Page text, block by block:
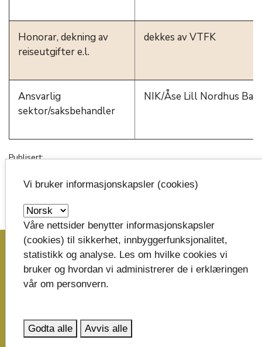
Honorar, dekning av
reiseutgifter e.l.
dekkes av VTFK
Ansvarlig
sektor/saksbehandler
NIK/Åse Lill Nordhus
Publisert:
20.07.2022 kl.12:53
image_search
Skriv til oss
3702 Skien
Vi bruker informasjonskapsler (cookies)
Våre nettsider benytter informasjonskapsler
(cookies) til sikkerhet, innbyggerfunksjonalitet,
statistikk og analyse. Les om hvilke cookies vi
bruker og hvordan vi administrerer de i erklæringen
vår om personvern.
Godta alle Avvis alle